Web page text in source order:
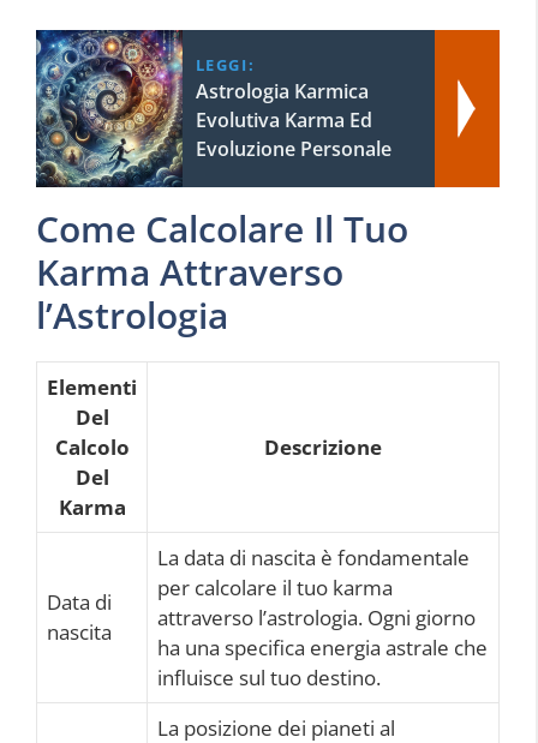
LEGGI:
Astrologia Karmica
Evolutiva Karma Ed
Evoluzione Personale
Come Calcolare Il Tuo
Karma Attraverso
l’Astrologia
Elementi
Del
Calcolo
Del
Karma
Descrizione
Data di
nascita
La data di nascita è fondamentale
per calcolare il tuo karma
attraverso l’astrologia. Ogni giorno
ha una specifica energia astrale che
influisce sul tuo destino.
La posizione dei pianeti al